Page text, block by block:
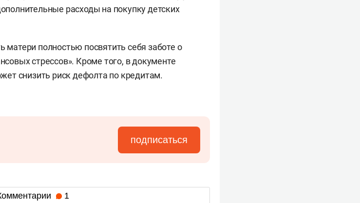
расходы на покупку детских
полностью посвятить себя заботе о
стрессов». Кроме того, в документе
снизить риск дефолта по кредитам.
подписаться
1